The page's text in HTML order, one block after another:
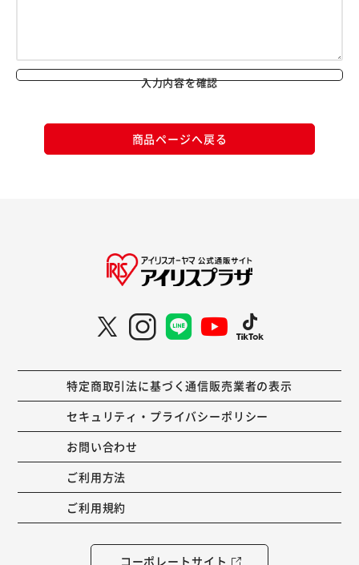
入力内容を確認
商品ページへ戻る
特定商取引法に基づく通信販売業者の表示
セキュリティ・プライバシーポリシー
お問い合わせ
ご利用方法
ご利用規約
コーポレートサイト